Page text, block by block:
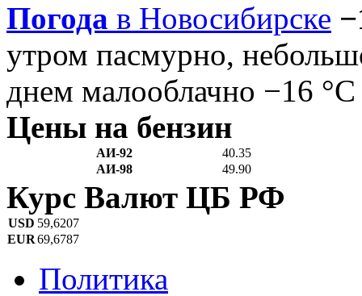
Погода в Новосибирске
утром пасмурно,
днем малооблачно −16 °C
Цены на бензин
АИ-92
40.35
АИ-98
49.90
Курс Валют ЦБ РФ
USD 59,6207
EUR69,6787
Политика